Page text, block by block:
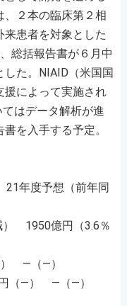
、２本の臨床第２相
患者を対象とした
総括報告書が６月中
た。NIAID（米国国
援によって実施され
はデータ解析が進
を入手する予定。
21年度予想（前年同
1950億円（3.6％
―（―）
（―） ―（―）